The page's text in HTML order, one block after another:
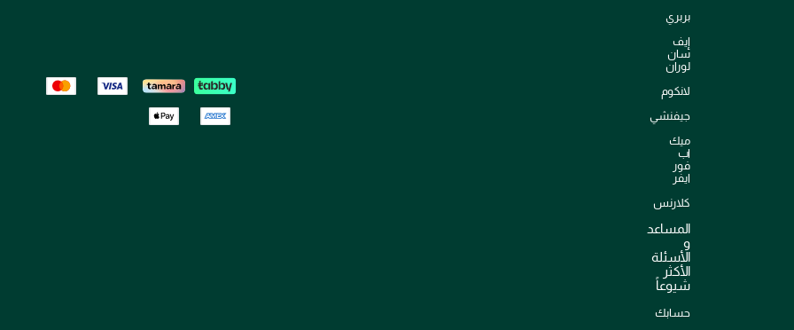
بربري
إيف
سان
لوران
لانكوم
جيفنشي
ميك
اب
فور
ايفر
كلارنس
المساعد
و
الأسئلة
الأكثر
شيوعاً
حسابك